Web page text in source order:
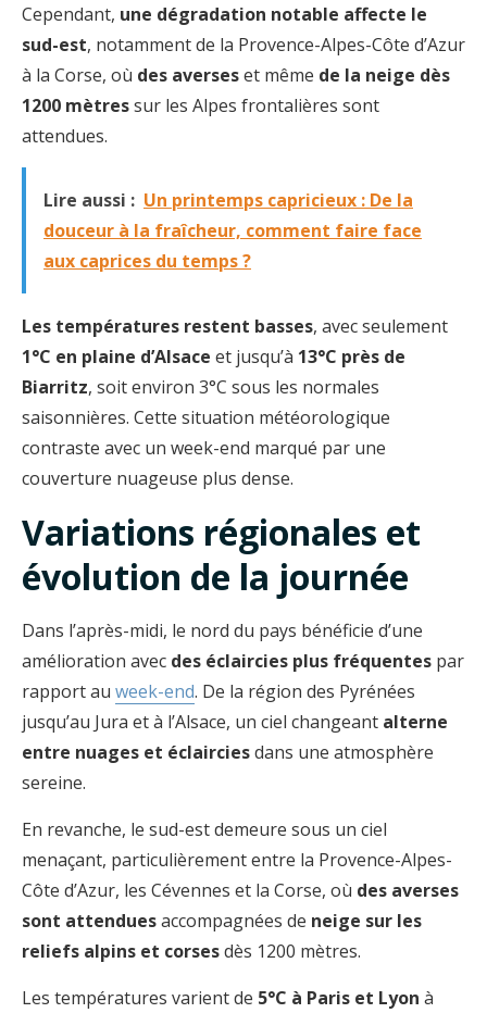
Cependant, une dégradation notable affecte le
sud-est, notamment de la Provence-Alpes-Côte d’Azur
à la Corse, où des averseset même de la neige dès
1200 mètressur les Alpes frontalières sont
attendues.
Lire aussi : Un printemps capricieux : De la
douceur à la fraîcheur, comment faire face
aux caprices du temps ?
Les températures restent basses, avec seulement
1°C en plaine d’Alsace et jusqu’à 13°C près de
Biarritz, soit environ 3°C sous les normales
saisonnières. Cette situation météorologique
contraste avec un week-end marqué par une
couverture nuageuse plus dense.
Variations régionales et
évolution de la journée
Dans l’après-midi, le nord du pays bénéficie d’une
amélioration avec des éclaircies plus fréquentes par
rapport au week-end. De la région des Pyrénées
jusqu’au Jura et à l’Alsace, un ciel changeant alterne
entre nuages et éclairciesdans une atmosphère
sereine.
En revanche, le sud-est demeure sous un ciel
menaçant, particulièrement entre la Provence-Alpes-
Côte d’Azur, les Cévennes et la Corse, où des averses
sont attenduesaccompagnées de neige sur les
reliefs alpins et corsesdès 1200 mètres.
Les températures varient de 5°C à Paris et Lyon à